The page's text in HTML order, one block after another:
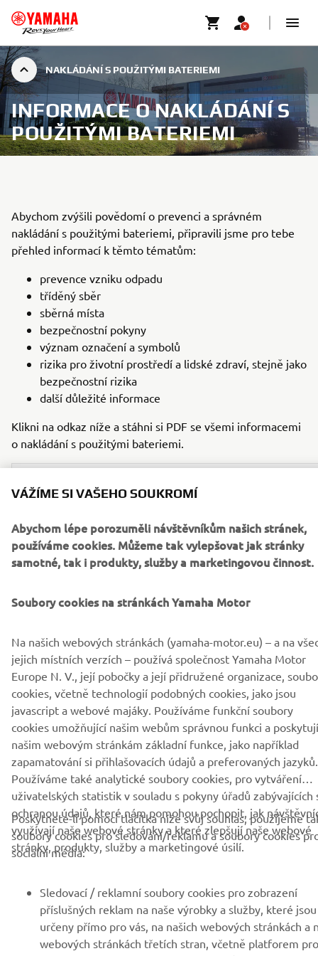
NAKLÁDÁNÍ S POUŽITÝMI BATERIEMI
INFORMACE O NAKLÁDÁNÍ S
POUŽITÝMI BATERIEMI
Abychom zvýšili povědomí o prevenci a správném
nakládání s použitými bateriemi, připravili jsme pro tebe
přehled informací k těmto tématům:
prevence vzniku odpadu
tříděný sběr
sběrná místa
bezpečnostní pokyny
význam označení a symbolů
rizika pro životní prostředí a lidské zdraví, stejně jako
bezpečnostní rizika
další důležité informace
Klikni na odkaz níže a stáhni si PDF se všemi informacemi
o nakládání s použitými bateriemi.
Stažení
Instruction and safety information for battery(1.6MB)
Yamaha produktu, obrať se na svého místníhoprodejce
FIREMNÍ
B2B
VÍCE YAMAHA
PODPORA
ZPRAVODAJ
Získejte jako první informace o nejnovějších nabídkách,
speciálních akcích, nových verzích a mnoho dalšího
VÁŽÍME SI VAŠEHO SOUKROMÍ
Abychom lépe porozuměli návštěvníkům našich stránek,
používáme cookies. Můžeme tak vylepšovat jak stránky
samotné, tak i produkty, služby a marketingovou činnost.
Soubory cookies na stránkách Yamaha Motor
Na našich webových stránkách (yamaha-motor.eu) – a na
jejich místních verzích – používá společnost Yamaha Motor
Europe N. V., její pobočky a její přidružené organizace,
cookies, včetně technologií podobných cookies, jako jsou
javascript a webové majáky. Používáme funkční soubory
cookies umožňující našim webům správnou funkci a
našim webovým stránkám základní funkce, jako například
zapamatování si přihlašovacích údajů a preferovaných jazyků.
Používáme také analytické soubory cookies, pro vytváření
uživatelských statistik v souladu s pokyny úřadů zabývajících
ochranou údajů, které nám pomohou pochopit, jak
využívají naše webové stránky a které zlepšují naše webové
stránky, produkty, služby a marketingové úsilí.
Poskytnete-li pomocí tlačítka níže svůj souhlas, použijeme
soubory cookies pro sledování/reklamu a soubory cookies
sociální média:
Sledovací / reklamní soubory cookies pro zobrazení
příslušných reklam na naše výrobky a služby, které jsou
určeny přímo pro vás, na našich webových stránkách a
webových stránkách třetích stran, včetně platforem pro